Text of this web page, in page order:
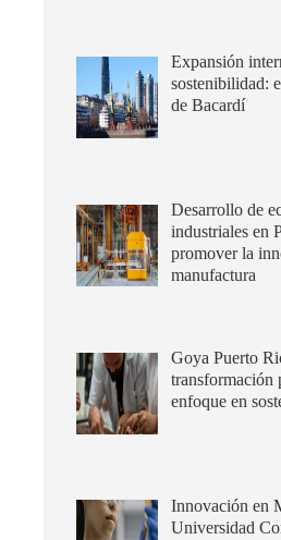
Expansión
sostenibilidad:
de Bacardí
Desarrollo de
industriales en
promover la
manufactura
Goya Puerto
transformación
enfoque en
Innovación en
Universidad